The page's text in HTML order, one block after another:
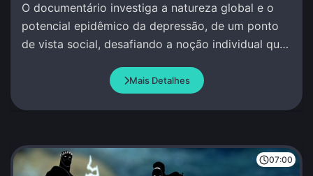
O documentário investiga a natureza global e o
potencial epidêmico da depressão, de um ponto
de vista social, desafiando a noção individual que
Mais Detalhes
07:00